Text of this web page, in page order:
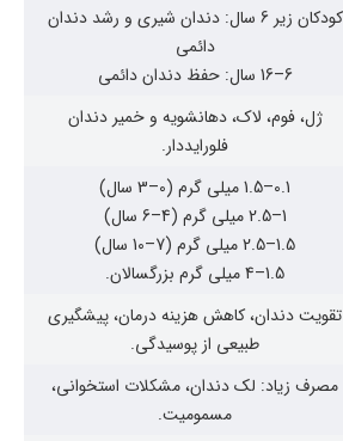
کودکان زیر 6 سال: دندان شیری و رشد دندان
دائمی
6–16 سال: حفظ دندان دائمی
ژل، فوم، لاک، دهانشویه و خمیر دندان
فلورایددار.
0.1–1.5 میلی گرم (0–3 سال)
1–2.5 میلی گرم (4–6 سال)
1.5–2.5 میلی گرم (7–10 سال)
1.5–4 میلی گرم بزرگسالان.
تقویت دندان، کاهش هزینه درمان، پیشگیری
طبیعی از پوسیدگی.
مصرف زیاد: لک دندان، مشکلات استخوانی،
مسمومیت.